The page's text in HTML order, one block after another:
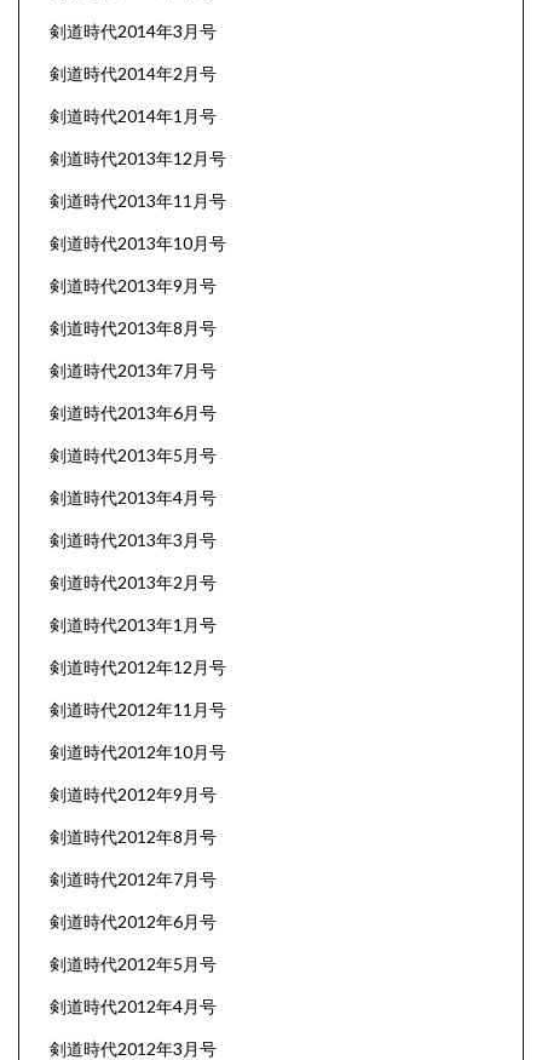
剣道時代2014年3月号
剣道時代2014年2月号
剣道時代2014年1月号
剣道時代2013年12月号
剣道時代2013年11月号
剣道時代2013年10月号
剣道時代2013年9月号
剣道時代2013年8月号
剣道時代2013年7月号
剣道時代2013年6月号
剣道時代2013年5月号
剣道時代2013年4月号
剣道時代2013年3月号
剣道時代2013年2月号
剣道時代2013年1月号
剣道時代2012年12月号
剣道時代2012年11月号
剣道時代2012年10月号
剣道時代2012年9月号
剣道時代2012年8月号
剣道時代2012年7月号
剣道時代2012年6月号
剣道時代2012年5月号
剣道時代2012年4月号
剣道時代2012年3月号